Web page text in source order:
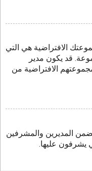
الافتراضية هي التي
قد يكون مدير
الافتراضية من
المديرين والمشرفين
يشرفون عليها.